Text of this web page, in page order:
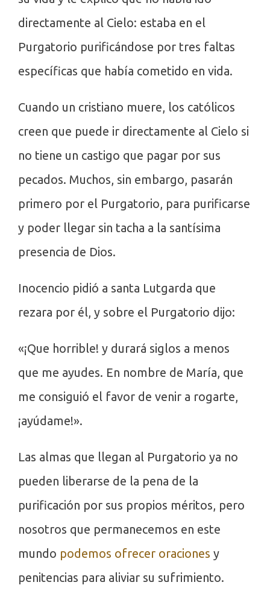
directamente al Cielo: estaba en el
Purgatorio purificándose por tres faltas
específicas que había cometido en vida.
Cuando un cristiano muere, los católicos
creen que puede ir directamente al Cielo si
no tiene un castigo que pagar por sus
pecados. Muchos, sin embargo, pasarán
primero por el Purgatorio, para purificarse
y poder llegar sin tacha a la santísima
presencia de Dios.
Inocencio pidió a santa Lutgarda que
rezara por él, y sobre el Purgatorio dijo:
«¡Que horrible! y durará siglos a menos
que me ayudes. En nombre de María, que
me consiguió el favor de venir a rogarte,
¡ayúdame!».
Las almas que llegan al Purgatorio ya no
pueden liberarse de la pena de la
purificación por sus propios méritos, pero
nosotros que permanecemos en este
mundo podemos ofrecer oraciones y
penitencias para aliviar su sufrimiento.